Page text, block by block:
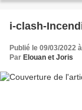
i-clash-
Publié le 09/03/2022
Par Elouan et Joris